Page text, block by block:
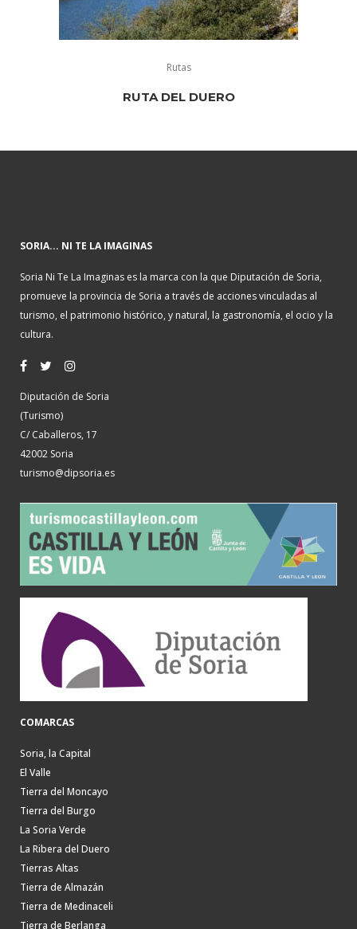
Rutas
RUTA DEL DUERO
SORIA... NI TE LA IMAGINAS
Soria Ni Te La Imaginas es la marca con la que Diputación de Soria,
promueve la provincia de Soria a través de acciones vinculadas al
turismo, el patrimonio histórico, y natural, la gastronomía, el ocio y la
cultura.
Diputación de Soria
(Turismo)
C/ Caballeros, 17
42002 Soria
turismo@dipsoria.es
COMARCAS
Soria, la Capital
El Valle
Tierra del Moncayo
Tierra del Burgo
La Soria Verde
La Ribera del Duero
Tierras Altas
Tierra de Almazán
Tierra de Medinaceli
Tierra de Berlanga